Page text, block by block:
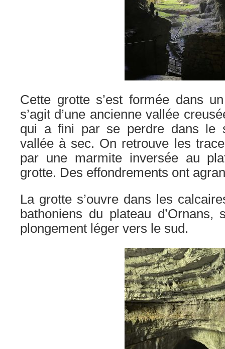
Cette grotte s’est formée dans
s’agit d’une ancienne vallée
qui a fini par se perdre dans le
vallée à sec. On retrouve les
par une marmite inversée au
grotte. Des effondrements ont
La grotte s’ouvre dans les
bathoniens du plateau d’Ornans,
plongement léger vers le sud.